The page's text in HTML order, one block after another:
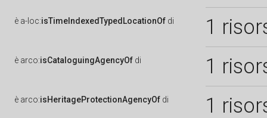
è a-loc:isTimeIndexedTypedLocationOf di 1
è arco:isCataloguingAgencyOf di 1
è arco:isHeritageProtectionAgencyOf di 1